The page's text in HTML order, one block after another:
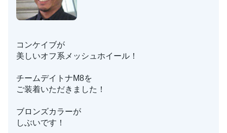
コンケイブが
美しいオフ系メッシュホイール！
チームデイトナM8を
ご装着いただきました！
ブロンズカラーが
しぶいです！